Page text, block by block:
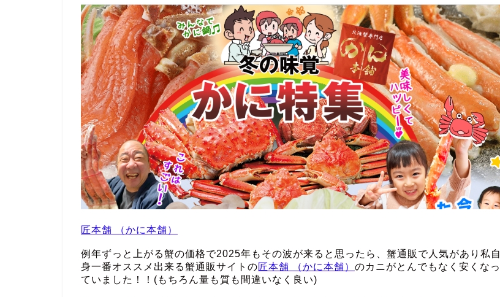
匠本舗 （かに本舗）
例年ずっと上がる蟹の価格で2025年もその波が来ると思ったら、蟹通販で人気があり私自
身一番オススメ出来る蟹通販サイトの匠本舗 （かに本舗） のカニがとんでもなく安くなっ
ていました！！(もちろん量も質も間違いなく良い)